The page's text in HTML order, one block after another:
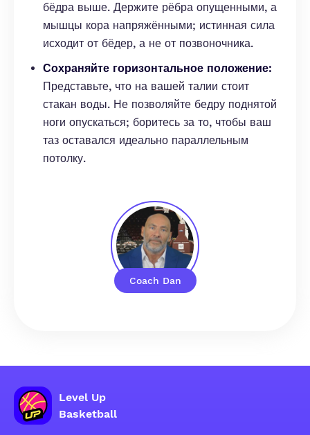
Coach Dan
бёдра выше. Держите рёбра опущенными, а
мышцы кора напряжёнными; истинная сила
исходит от бёдер, а не от позвоночника.
Сохраняйте горизонтальное положение:
Представьте, что на вашей талии стоит
стакан воды. Не позволяйте бедру поднятой
ноги опускаться; боритесь за то, чтобы ваш
таз оставался идеально параллельным
потолку.
Level Up
Basketball